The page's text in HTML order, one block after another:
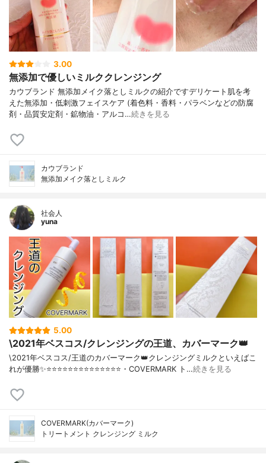
3.00
無添加で優しいミルククレンジング
カウブランド 無添加メイク落としミルクの紹介ですデリケート肌を考
えた無添加・低刺激フェイスケア (着色料・香料・パラベンなどの防腐
剤・品質安定剤・鉱物油・アルコ…続きを見る
カウブランド
無添加メイク落としミルク
社会人
yuna
5.00
\2021年ベスコス/クレンジングの王道、カバーマーク👑
\2021年ベスコス/王道のカバーマーク👑クレンジングミルクといえばこ
れが優勝✨⭐️⭐️⭐️⭐️⭐️⭐️⭐️⭐️⭐️⭐️⭐️⭐️⭐️⭐️・COVERMARK ト…続きを見る
COVERMARK(カバーマーク)
トリートメント クレンジング ミルク